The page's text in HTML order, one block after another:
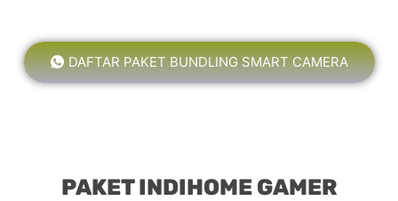
DAFTAR PAKET BUNDLING SMART CAMERA
PAKET INDIHOME GAMER